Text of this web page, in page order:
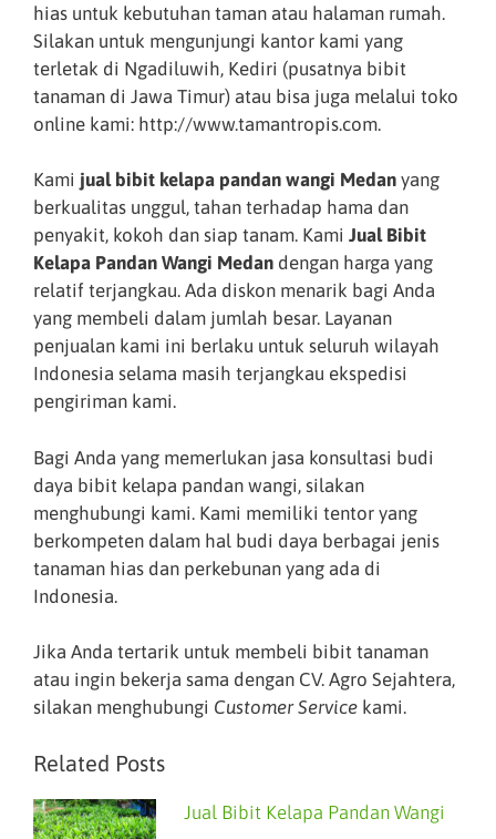
hias untuk kebutuhan taman atau halaman rumah.
Silakan untuk mengunjungi kantor kami yang
terletak di Ngadiluwih, Kediri (pusatnya bibit
tanaman di Jawa Timur) atau bisa juga melalui toko
online kami: http://www.tamantropis.com.
Kami jual bibit kelapa pandan wangi Medan yang
berkualitas unggul, tahan terhadap hama dan
penyakit, kokoh dan siap tanam. Kami Jual Bibit
Kelapa Pandan Wangi Medan dengan harga yang
relatif terjangkau. Ada diskon menarik bagi Anda
yang membeli dalam jumlah besar. Layanan
penjualan kami ini berlaku untuk seluruh wilayah
Indonesia selama masih terjangkau ekspedisi
pengiriman kami.
Bagi Anda yang memerlukan jasa konsultasi budi
daya bibit kelapa pandan wangi, silakan
menghubungi kami. Kami memiliki tentor yang
berkompeten dalam hal budi daya berbagai jenis
tanaman hias dan perkebunan yang ada di
Indonesia.
Jika Anda tertarik untuk membeli bibit tanaman
atau ingin bekerja sama dengan CV. Agro Sejahtera,
silakan menghubungi Customer Service kami.
Related Posts
Jual Bibit Kelapa Pandan Wangi